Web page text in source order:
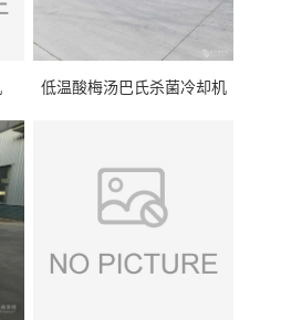
低温酸梅汤巴氏杀菌冷却机